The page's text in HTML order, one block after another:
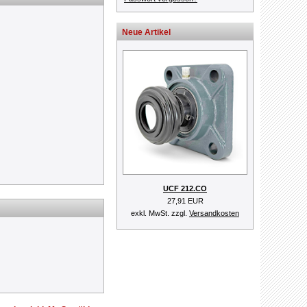
Neue Artikel
UCF 212.CO
27,91 EUR
exkl. MwSt. zzgl. Versandkosten